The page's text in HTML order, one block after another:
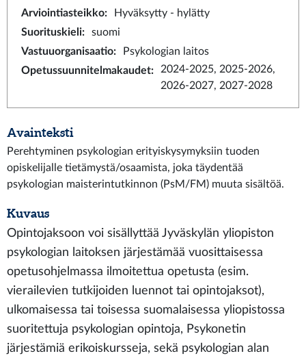
Arviointiasteikko:
Hyväksytty - hylätty
Suorituskieli:
suomi
Vastuuorganisaatio:
Psykologian laitos
Opetussuunnitelmakaudet:
2024-2025, 2025-2026,
2026-2027, 2027-2028
Avainteksti
Perehtyminen psykologian erityiskysymyksiin tuoden
opiskelijalle tietämystä/osaamista, joka täydentää
psykologian maisterintutkinnon (PsM/FM) muuta sisältöä.
Kuvaus
Opintojaksoon voi sisällyttää Jyväskylän yliopiston
psykologian laitoksen järjestämää vuosittaisessa
opetusohjelmassa ilmoitettua opetusta (esim.
vierailevien tutkijoiden luennot tai opintojaksot),
ulkomaisessa tai toisessa suomalaisessa yliopistossa
suoritettuja psykologian opintoja, Psykonetin
järjestämiä erikoiskursseja, sekä psykologian alan